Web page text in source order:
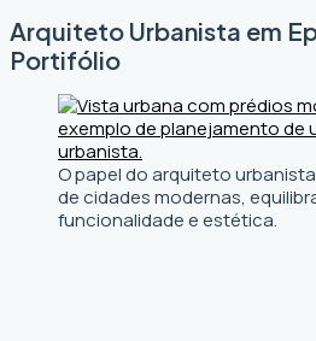
Arquiteto Urbanista em
Portifólio
O papel do arquiteto
de cidades modernas,
funcionalidade e estética.